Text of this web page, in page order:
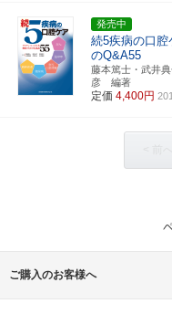
発売中
続5疾病の口腔
のQ&A55
藤本篤士・武井
彦 編著
定価 4,400円
ご購入のお客様へ